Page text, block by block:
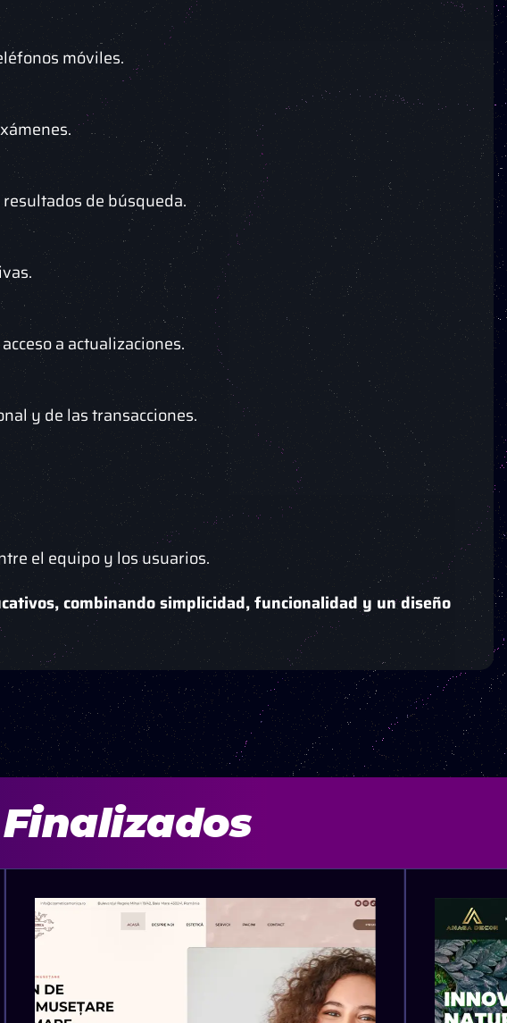
móviles.
de búsqueda.
a actualizaciones.
y de las transacciones.
el equipo y los usuarios.
combinando simplicidad, funcionalidad y un diseño